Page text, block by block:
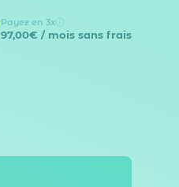
Payez en 3x
97,00€ / mois sans frais